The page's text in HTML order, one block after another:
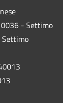
- Settimo
Settimo